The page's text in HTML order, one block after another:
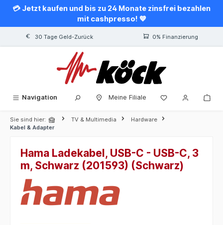
springen
💳 Jetzt kaufen und bis zu 24 Monate zinsfrei bezahlen
mit cashpresso! 💙
30 Tage Geld-Zurück 0% Finanzierung
Navigation Meine Filiale
Sie sind hier: TV & Multimedia
Hardware
Kabel & Adapter
Hama Ladekabel, USB-C - USB-C, 3
m, Schwarz (201593) (Schwarz)